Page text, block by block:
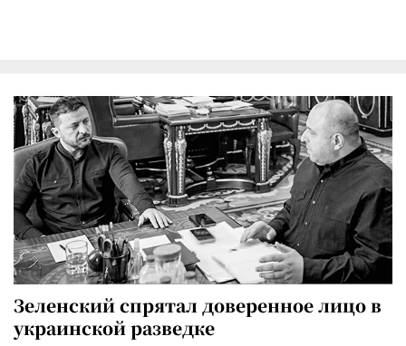
Зеленский спрятал доверенное лицо в
украинской разведке